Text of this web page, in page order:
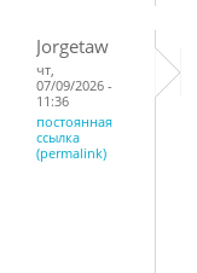
Jorgetaw
чт,
07/09/2026 -
11:36
постоянная
ссылка
(permalink)